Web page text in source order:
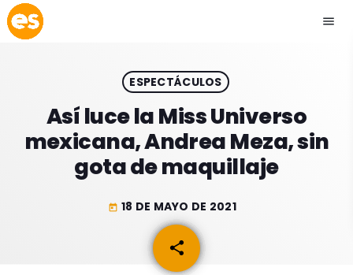
menu
EMISIÓN LA PAZ
play_arrow EMISIÓN COCHABAMBA
ESPECTÁCULOS
Así luce la Miss Universo
mexicana, Andrea Meza, sin
gota de maquillaje
today 18 DE MAYO DE 2021
share
email